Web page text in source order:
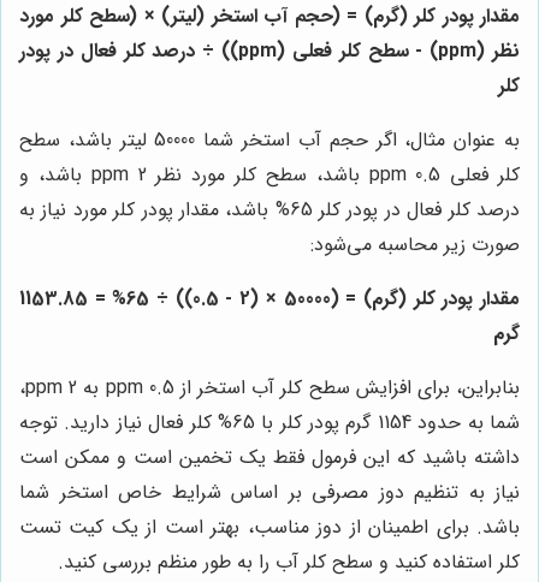
مقدار پودر کلر (گرم) = (حجم آب استخر (لیتر) × (سطح کلر مورد
نظر (ppm) - سطح کلر فعلی (ppm)) ÷ درصد کلر فعال در پودر
کلر
به عنوان مثال، اگر حجم آب استخر شما 50000 لیتر باشد، سطح
کلر فعلی 0.5 ppm باشد، سطح کلر مورد نظر 2 ppm باشد، و
درصد کلر فعال در پودر کلر 65% باشد، مقدار پودر کلر مورد نیاز به
صورت زیر محاسبه می‌شود:
مقدار پودر کلر (گرم) = (50000 × (2 - 0.5)) ÷ 65% = 1153.85
گرم
بنابراین، برای افزایش سطح کلر آب استخر از 0.5 ppm به 2 ppm،
شما به حدود 1154 گرم پودر کلر با 65% کلر فعال نیاز دارید. توجه
داشته باشید که این فرمول فقط یک تخمین است و ممکن است
نیاز به تنظیم دوز مصرفی بر اساس شرایط خاص استخر شما
باشد. برای اطمینان از دوز مناسب، بهتر است از یک کیت تست
کلر استفاده کنید و سطح کلر آب را به طور منظم بررسی کنید.